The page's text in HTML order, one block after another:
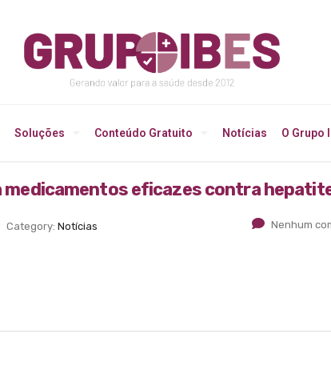
Soluções Conteúdo Gratuito Notícias O Grupo
medicamentos eficazes contra
Category: Notícias Nenhum